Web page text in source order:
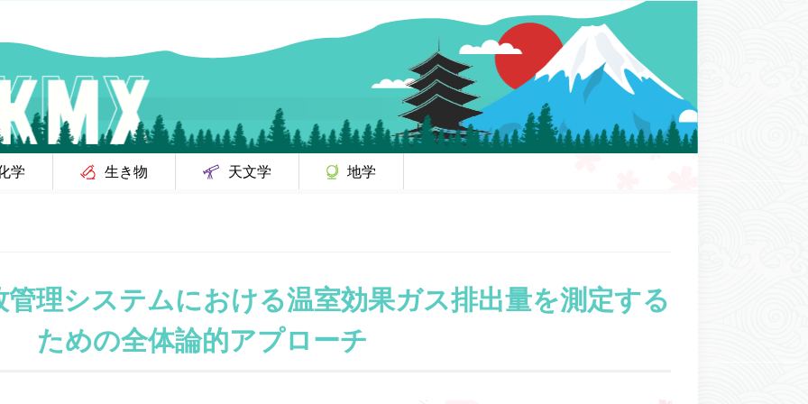
学 生き物 天文学 地学
理システムにおける温室効果ガス排出量を測定する
ための全体論的アプローチ